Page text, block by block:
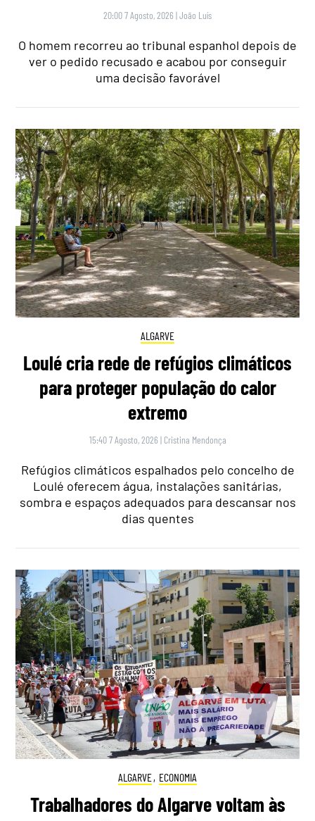
20:00 7 Agosto, 2026 |João Luís
O homem recorreu ao tribunal espanhol depois de
ver o pedido recusado e acabou por conseguir
uma decisão favorável
ALGARVE
Loulé cria rede de refúgios climáticos
para proteger população do calor
extremo
15:40 7 Agosto, 2026 | Cristina Mendonça
Refúgios climáticos espalhados pelo concelho de
Loulé oferecem água, instalações sanitárias,
sombra e espaços adequados para descansar nos
dias quentes
ALGARVE, ECONOMIA
Trabalhadores do Algarve voltam às